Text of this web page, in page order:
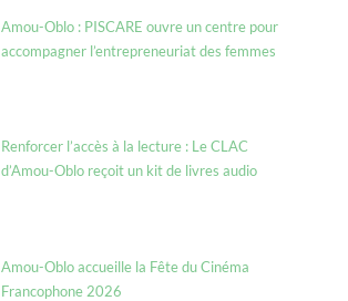
Amou-Oblo : PISCARE ouvre un centre pour
accompagner l’entrepreneuriat des femmes
Renforcer l’accès à la lecture : Le CLAC
d’Amou-Oblo reçoit un kit de livres audio
Amou-Oblo accueille la Fête du Cinéma
Francophone 2026